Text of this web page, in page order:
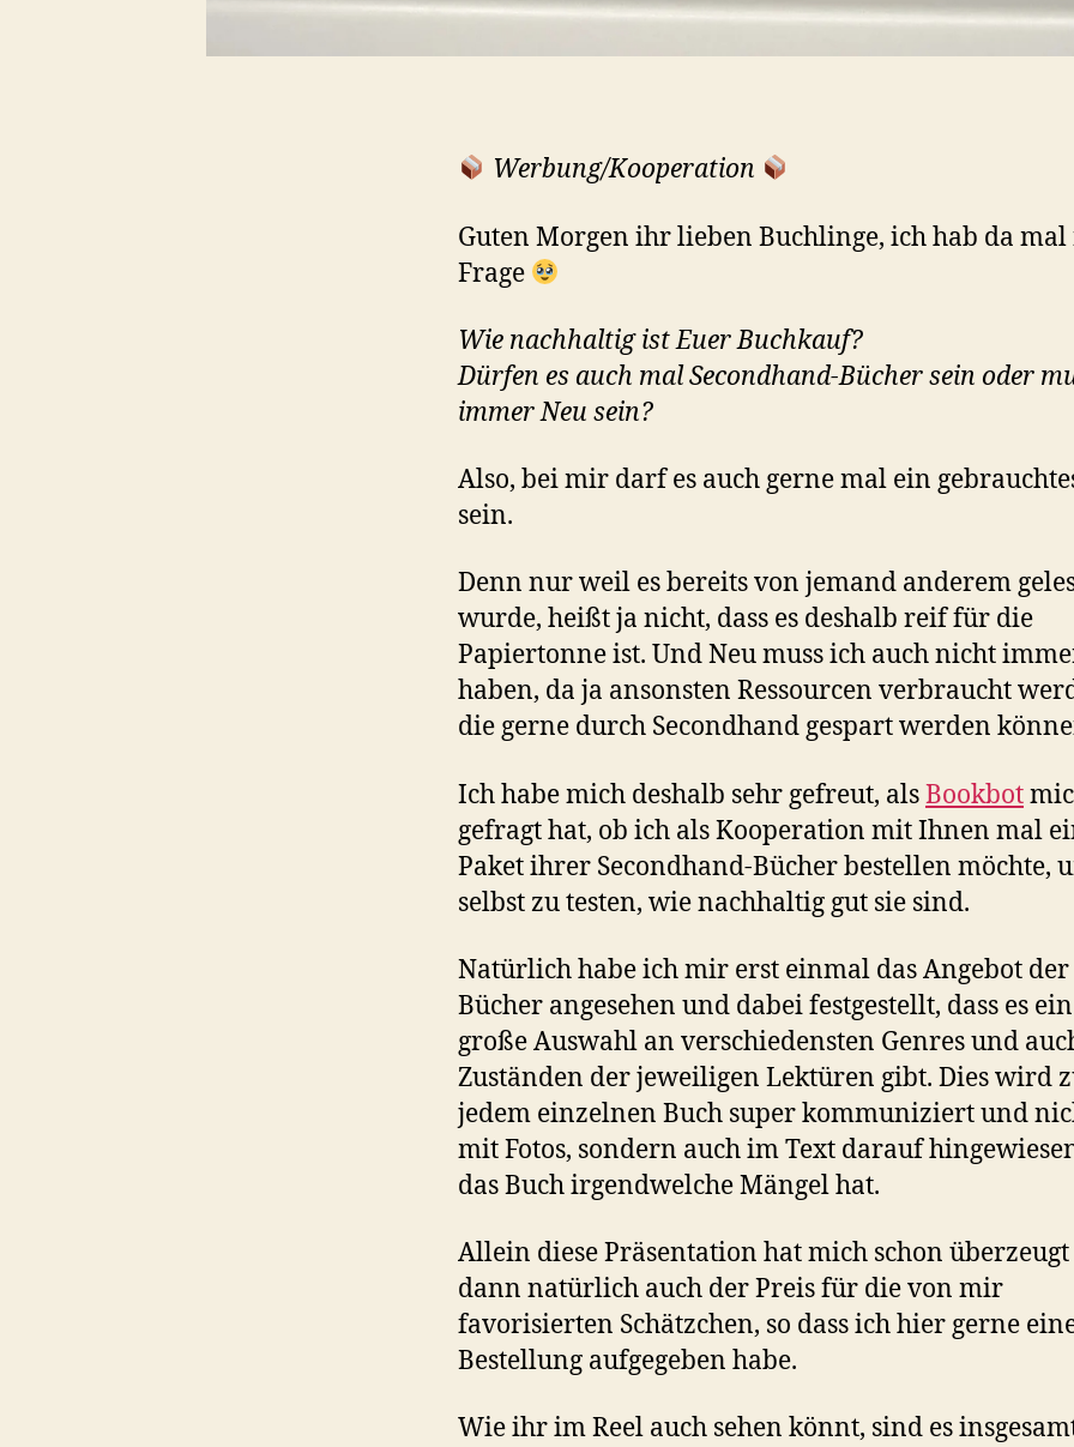
Werbung/Kooperation
Guten Morgen ihr lieben Buchlinge, ich hab da mal
Frage
Wie nachhaltig ist Euer Buchkauf?
Dürfen es auch mal Secondhand-Bücher sein oder
immer Neu sein?
Also, bei mir darf es auch gerne mal ein
sein.
Denn nur weil es bereits von jemand anderem
wurde, heißt ja nicht, dass es deshalb reif für die
Papiertonne ist. Und Neu muss ich auch nicht
haben, da ja ansonsten Ressourcen verbraucht
die gerne durch Secondhand gespart werden
Ich habe mich deshalb sehr gefreut, alsBookbot
gefragt hat, ob ich als Kooperation mit Ihnen mal
Paket ihrer Secondhand-Bücher bestellen möchte,
selbst zu testen, wie nachhaltig gut sie sind.
Natürlich habe ich mir erst einmal das Angebot der
Bücher angesehen und dabei festgestellt, dass es
große Auswahl an verschiedensten Genres und
Zuständen der jeweiligen Lektüren gibt. Dies wird
jedem einzelnen Buch super kommuniziert und
mit Fotos, sondern auch im Text darauf
das Buch irgendwelche Mängel hat.
Allein diese Präsentation hat mich schon
dann natürlich auch der Preis für die von mir
favorisierten Schätzchen, so dass ich hier gerne
Bestellung aufgegeben habe.
Wie ihr im Reel auch sehen könnt, sind es